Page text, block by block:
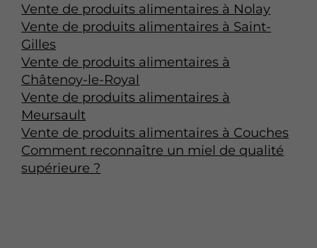
Vente de produits alimentaires à Nolay
Vente de produits alimentaires à Saint-
Gilles
Vente de produits alimentaires à
Châtenoy-le-Royal
Vente de produits alimentaires à
Meursault
Vente de produits alimentaires à Couches
Comment reconnaître un miel de qualité
supérieure ?